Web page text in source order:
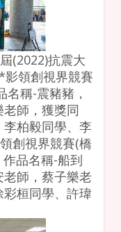
(2022)抗震大
領創視界競賽
稱-震豬豬，
師，獲獎同
柏毅同學、李
創視界競賽(橋
品名稱-船到
師，蔡子樂老
桓同學、許瑋